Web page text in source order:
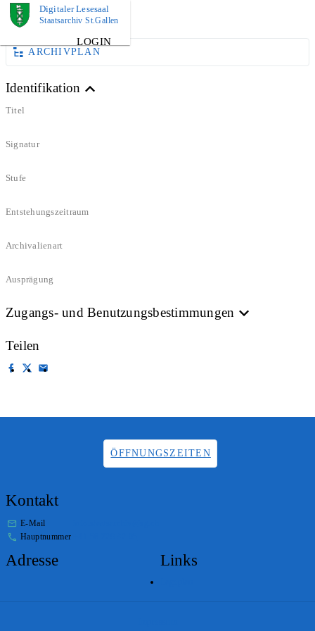
Digitaler Lesesaal
Staatsarchiv St.Gallen
LOGIN
DOKUMENT
ARCHIVPLAN
Identifikation
Titel
Signatur
Stufe
Entstehungszeitraum
Archivalienart
Ausprägung
Zugangs- und Benutzungsbestimmungen
Teilen
ÖFFNUNGSZEITEN
Kontakt
E-Mail
Hauptnummer
Adresse Links